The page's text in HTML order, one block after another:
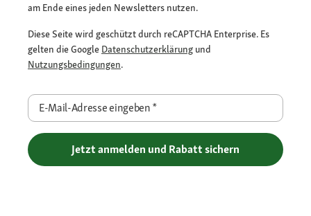
am Ende eines jeden Newsletters nutzen.
Diese Seite wird geschützt durch reCAPTCHA Enterprise. Es
gelten die Google Datenschutzerklärung und
Nutzungsbedingungen.
E-Mail-Adresse eingeben*
Jetzt anmelden und Rabatt sichern